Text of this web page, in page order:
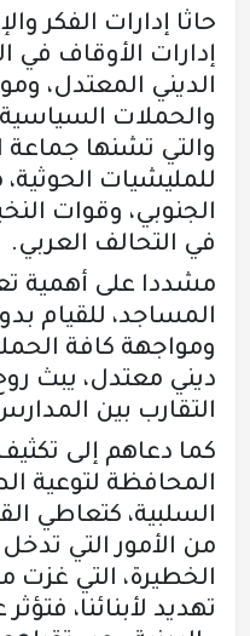
حاثا إدارات الفكر
إدارات الأوقاف في
الديني المعتدل،
والحملات
والتي تشنها جماعة
للمليشيات
الجنوبي، وقوات
في التحالف العربي.
مشددا على أهمية
المساجد، للقيام
ومواجهة كافة
ديني معتدل، يبث
التقارب بين
كما دعاهم إلى
المحافظة لتوعية
السلبية، كتعاطي
من الأمور التي
الخطيرة، التي غزت
تهديد لأبنائنا،